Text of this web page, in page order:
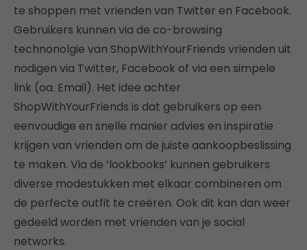
te shoppen met vrienden van Twitter en Facebook.
Gebruikers kunnen via de co-browsing
technonolgie van ShopWithYourFriends vrienden uit
nodigen via Twitter, Facebook of via een simpele
link (oa. Email). Het idee achter
ShopWithYourFriends is dat gebruikers op een
eenvoudige en snelle manier advies en inspiratie
krijgen van vrienden om de juiste aankoopbeslissing
te maken. Via de ‘lookbooks’ kunnen gebruikers
diverse modestukken met elkaar combineren om
de perfecte outfit te creëren. Ook dit kan dan weer
gedeeld worden met vrienden van je social
networks.